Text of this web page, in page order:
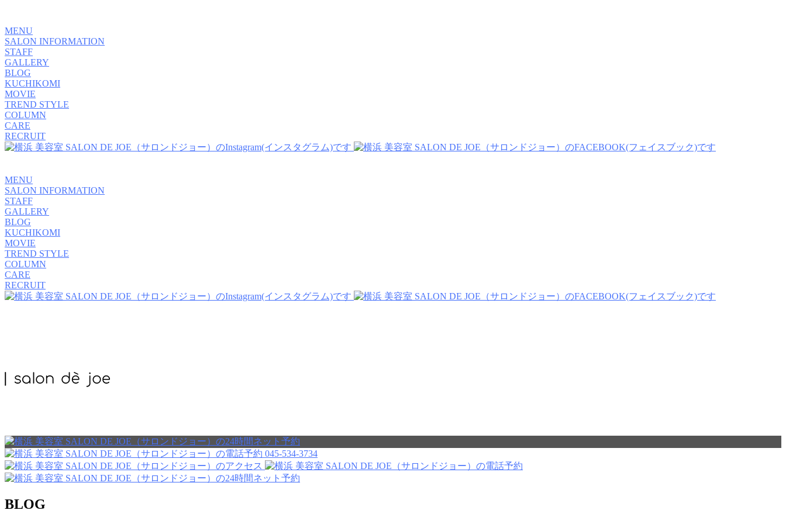
MENU
SALON INFORMATION
STAFF
GALLERY
BLOG
KUCHIKOMI
MOVIE
TREND STYLE
COLUMN
CARE
RECRUIT
MENU
SALON INFORMATION
STAFF
GALLERY
BLOG
KUCHIKOMI
MOVIE
TREND STYLE
COLUMN
CARE
RECRUIT
045-534-3734
BLOG